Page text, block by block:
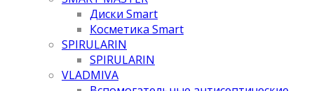
Диски Smart
Косметика Smart
SPIRULARIN
SPIRULARIN
VLADMIVA